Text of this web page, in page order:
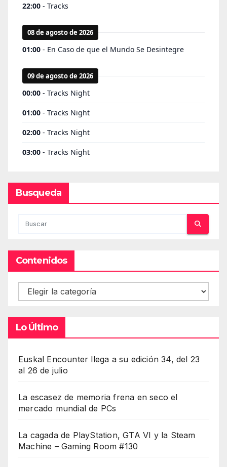
Busqueda
Contenidos
Contenidos
Lo Último
Euskal Encounter llega a su edición 34, del 23
al 26 de julio
La escasez de memoria frena en seco el
mercado mundial de PCs
La cagada de PlayStation, GTA VI y la Steam
Machine – Gaming Room #130